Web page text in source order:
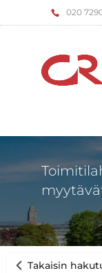
‌020
Takaisin